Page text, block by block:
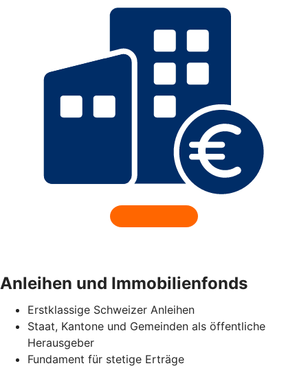
Anleihen und Immobilienfonds
Erstklassige Schweizer Anleihen
Staat, Kantone und Gemeinden als öffentliche
Herausgeber
Fundament für stetige Erträge